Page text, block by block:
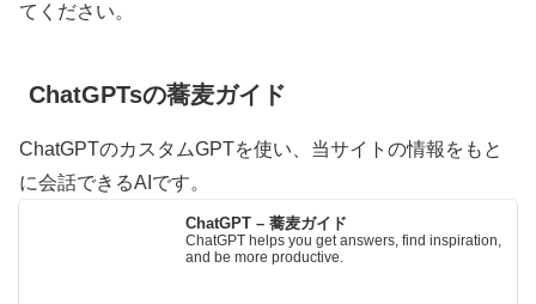
てください。
ChatGPTsの蕎麦ガイド
ChatGPTのカスタムGPTを使い、当サイトの情報をもと
に会話できるAIです。
ChatGPT – 蕎麦ガイド
ChatGPT helps you get answers, find inspiration,
and be more productive.